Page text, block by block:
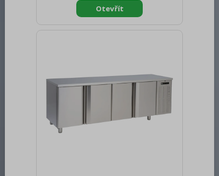
950 Hmotnost brutto [kg]: 170.00 Typ
spotřebiče: Elektrické zařízení Příkon
elektrický [kW]: 0.430 Napájení: 230 V /
okolí [°C]: